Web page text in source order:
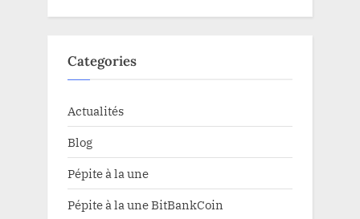
Categories
Actualités
Blog
Pépite à la une
Pépite à la une BitBankCoin